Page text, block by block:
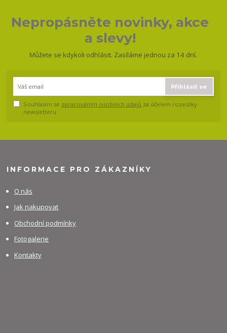
Nepropásněte novinky, akce
a slevy!
Můžete se kdykoli odhlásit. Zasíláme jednou za 14 dní.
Přihlásit se
Souhlasím se zpracováním osobních údajů za účelem rozesílky
newsletteru.
INFORMACE PRO ZÁKAZNÍKY
O nás
Jak nakupovat
Obchodní podmínky
Fotogalerie
Kontakty